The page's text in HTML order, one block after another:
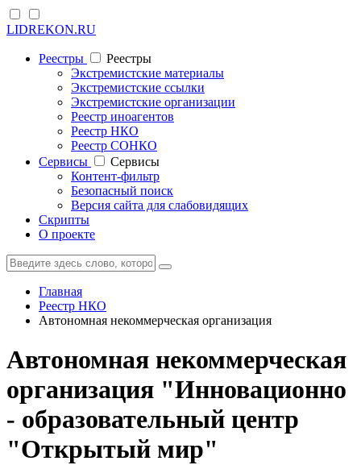
LIDREKON.RU
Реестры
Реестры
Экстремистские материалы
Экстремистские ссылки
Экстремистские организации
Реестр иноагентов
Реестр НКО
Реестр СОНКО
Cервисы
Cервисы
Контент-фильтр
Безопасный поиск
Версия сайта для слабовидящих
Скрипты
О проекте
Главная
Реестр НКО
Автономная некоммерческая организация
Автономная некоммерческая
организация "Инновационно
- образовательный центр
"Открытый мир"